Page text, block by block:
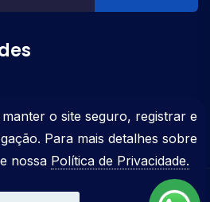
2025. Desenvolvido por Felipe de
o site seguro, registrar e
Para mais detalhes sobre
nossa Política de Privacidade.